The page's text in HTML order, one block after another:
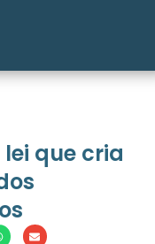
que cria